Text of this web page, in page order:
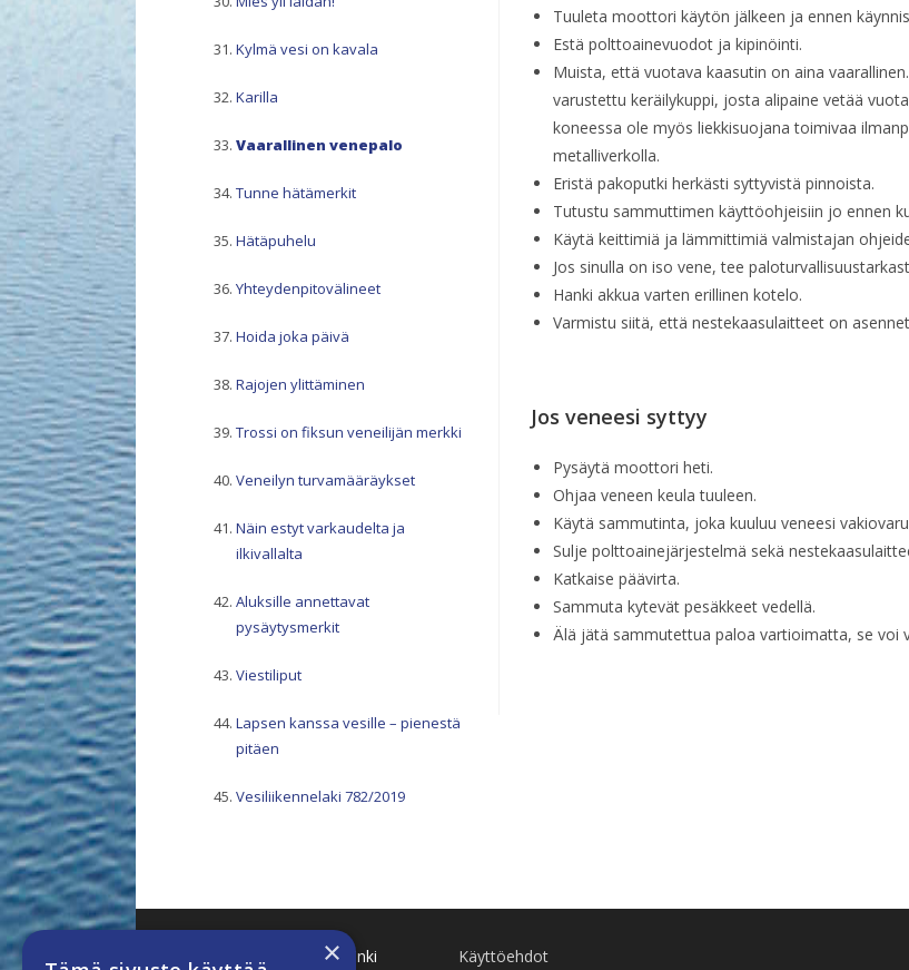
Kylmä vesi on kavala
Karilla
Vaarallinen venepalo
Tunne hätämerkit
Hätäpuhelu
Yhteydenpitovälineet
Hoida joka päivä
Rajojen ylittäminen
Trossi on fiksun veneilijän merkki
Veneilyn turvamääräykset
Näin estyt varkaudelta ja
ilkivallalta
Aluksille annettavat
pysäytysmerkit
Viestiliput
Lapsen kanssa vesille – pienestä
pitäen
Vesiliikennelaki 782/2019
Tuuleta moottori käytön jälkeen ja ennen
Estä polttoainevuodot ja kipinöinti.
Muista, että vuotava kaasutin on aina
varustettu keräilykuppi, josta alipaine vetää
koneessa ole myös liekkisuojana toimivaa
metalliverkolla.
Eristä pakoputki herkästi syttyvistä pinnoista.
Tutustu sammuttimen käyttöohjeisiin jo ennen
Käytä keittimiä ja lämmittimiä valmistajan
Jos sinulla on iso vene, tee
Hanki akkua varten erillinen kotelo.
Varmistu siitä, että nestekaasulaitteet on
Jos veneesi syttyy
Pysäytä moottori heti.
Ohjaa veneen keula tuuleen.
Käytä sammutinta, joka kuuluu veneesi
Sulje polttoainejärjestelmä sekä
Katkaise päävirta.
Sammuta kytevät pesäkkeet vedellä.
Älä jätä sammutettua paloa vartioimatta, se voi
Käenkuja 8 A 47 00500 Helsinki Käyttöehdot
×